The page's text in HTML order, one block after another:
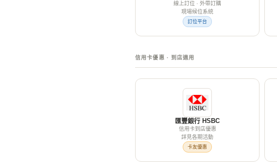
線上訂位 · 外帶訂購
現場候位系統
訂位平台
信用卡優惠 · 到店適用
匯豐銀行 HSBC
信用卡到店優惠
詳見各期活動
卡友優惠